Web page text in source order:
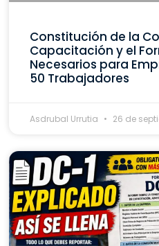
Constitución de la
Capacitación y el
Necesarios para
50 Trabajadores
Asdrubal Urrutia 26 de